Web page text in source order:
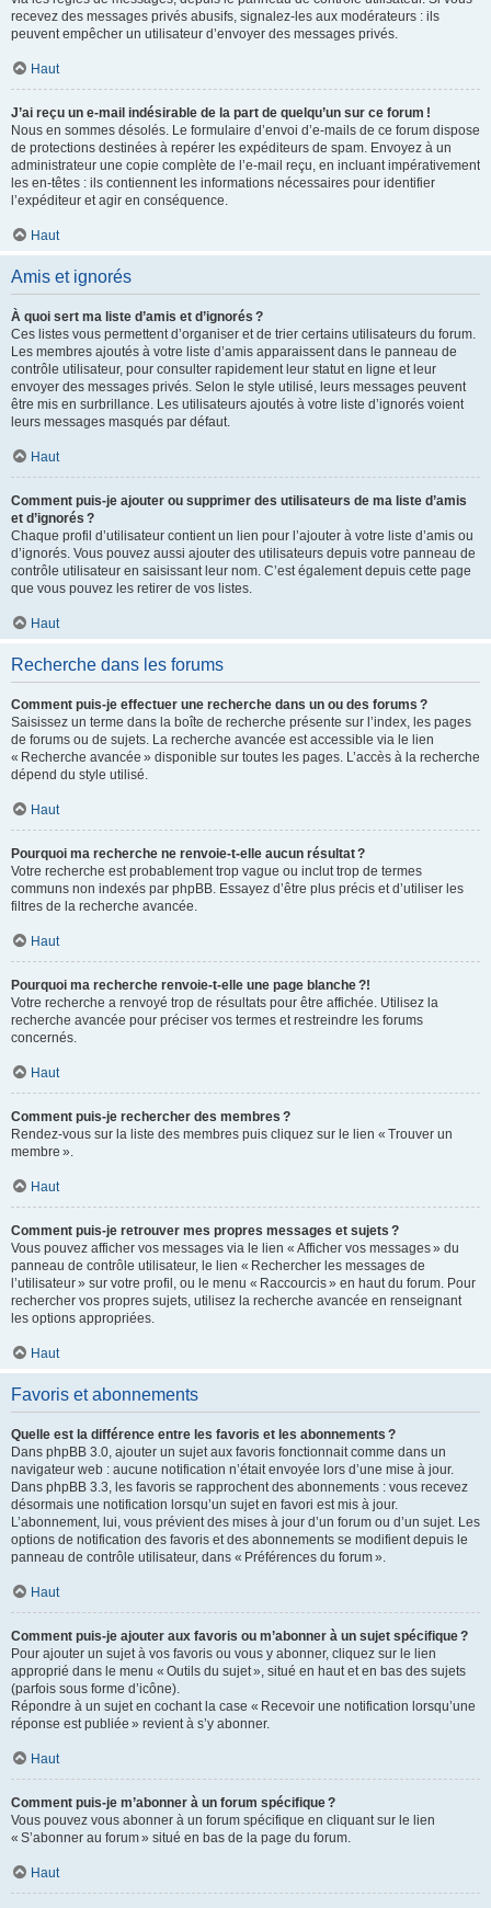
recevez des messages privés abusifs, signalez-les aux modérateurs : ils
peuvent empêcher un utilisateur d’envoyer des messages privés.
Haut
J’ai reçu un e-mail indésirable de la part de quelqu’un sur ce forum !
Nous en sommes désolés. Le formulaire d’envoi d’e-mails de ce forum dispose
de protections destinées à repérer les expéditeurs de spam. Envoyez à un
administrateur une copie complète de l’e-mail reçu, en incluant impérativement
les en-têtes : ils contiennent les informations nécessaires pour identifier
l’expéditeur et agir en conséquence.
Haut
Amis et ignorés
À quoi sert ma liste d’amis et d’ignorés ?
Ces listes vous permettent d’organiser et de trier certains utilisateurs du forum.
Les membres ajoutés à votre liste d’amis apparaissent dans le panneau de
contrôle utilisateur, pour consulter rapidement leur statut en ligne et leur
envoyer des messages privés. Selon le style utilisé, leurs messages peuvent
être mis en surbrillance. Les utilisateurs ajoutés à votre liste d’ignorés voient
leurs messages masqués par défaut.
Haut
Comment puis-je ajouter ou supprimer des utilisateurs de ma liste d’amis
et d’ignorés ?
Chaque profil d’utilisateur contient un lien pour l’ajouter à votre liste d’amis ou
d’ignorés. Vous pouvez aussi ajouter des utilisateurs depuis votre panneau de
contrôle utilisateur en saisissant leur nom. C’est également depuis cette page
que vous pouvez les retirer de vos listes.
Haut
Recherche dans les forums
Comment puis-je effectuer une recherche dans un ou des forums ?
Saisissez un terme dans la boîte de recherche présente sur l’index, les pages
de forums ou de sujets. La recherche avancée est accessible via le lien
« Recherche avancée » disponible sur toutes les pages. L’accès à la recherche
dépend du style utilisé.
Haut
Pourquoi ma recherche ne renvoie-t-elle aucun résultat ?
Votre recherche est probablement trop vague ou inclut trop de termes
communs non indexés par phpBB. Essayez d’être plus précis et d’utiliser les
filtres de la recherche avancée.
Haut
Pourquoi ma recherche renvoie-t-elle une page blanche ?!
Votre recherche a renvoyé trop de résultats pour être affichée. Utilisez la
recherche avancée pour préciser vos termes et restreindre les forums
concernés.
Haut
Comment puis-je rechercher des membres ?
Rendez-vous sur la liste des membres puis cliquez sur le lien « Trouver un
membre ».
Haut
Comment puis-je retrouver mes propres messages et sujets ?
Vous pouvez afficher vos messages via le lien « Afficher vos messages » du
panneau de contrôle utilisateur, le lien « Rechercher les messages de
l’utilisateur » sur votre profil, ou le menu « Raccourcis » en haut du forum. Pour
rechercher vos propres sujets, utilisez la recherche avancée en renseignant
les options appropriées.
Haut
Favoris et abonnements
Quelle est la différence entre les favoris et les abonnements ?
Dans phpBB 3.0, ajouter un sujet aux favoris fonctionnait comme dans un
navigateur web : aucune notification n’était envoyée lors d’une mise à jour.
Dans phpBB 3.3, les favoris se rapprochent des abonnements : vous recevez
désormais une notification lorsqu’un sujet en favori est mis à jour.
L’abonnement, lui, vous prévient des mises à jour d’un forum ou d’un sujet. Les
options de notification des favoris et des abonnements se modifient depuis le
panneau de contrôle utilisateur, dans « Préférences du forum ».
Haut
Comment puis-je ajouter aux favoris ou m’abonner à un sujet spécifique ?
Pour ajouter un sujet à vos favoris ou vous y abonner, cliquez sur le lien
approprié dans le menu « Outils du sujet », situé en haut et en bas des sujets
(parfois sous forme d’icône).
Répondre à un sujet en cochant la case « Recevoir une notification lorsqu’une
réponse est publiée » revient à s’y abonner.
Haut
Comment puis-je m’abonner à un forum spécifique ?
Vous pouvez vous abonner à un forum spécifique en cliquant sur le lien
« S’abonner au forum » situé en bas de la page du forum.
Haut